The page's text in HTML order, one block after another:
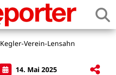
Kegler-Verein-Lensahn
14. Mai 2025